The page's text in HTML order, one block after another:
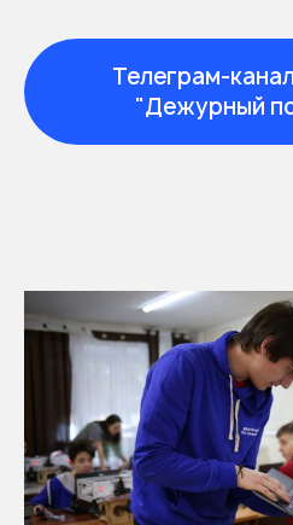
Телеграм-
"Дежурный